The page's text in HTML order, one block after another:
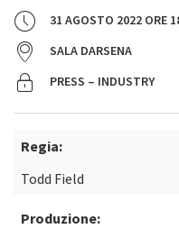
31 AGOSTO 2022 ORE
SALA DARSENA
PRESS – INDUSTRY
Regia:
Todd Field
Produzione: